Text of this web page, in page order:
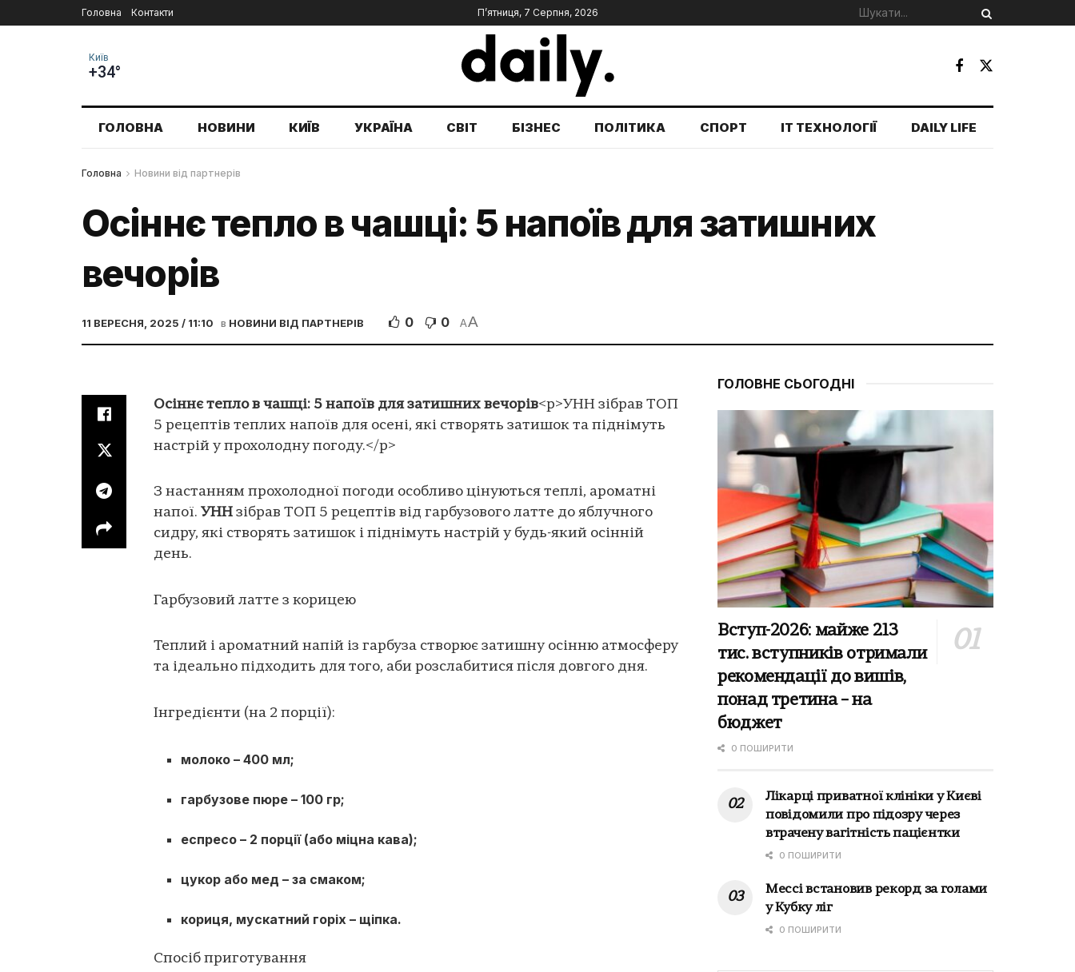
Головна Контакти П’ятниця, 7 Серпня, 2026
Київ
+34°
ГОЛОВНА НОВИНИ КИЇВ УКРАЇНА СВІТ БІЗНЕС ПОЛІТИКА СПОРТ IT ТЕХНОЛОГІЇ DAILY LIFE
Головна Новини від партнерів
Осіннє тепло в чашці: 5 напоїв для затишних
вечорів
11 ВЕРЕСНЯ, 2025 / 11:10 в НОВИНИ ВІД ПАРТНЕРІВ 0 0 AA
Осіннє тепло в чашці: 5 напоїв для затишних вечорів<p>УНН зібрав ТОП
5 рецептів теплих напоїв для осені, які створять затишок та піднімуть
настрій у прохолодну погоду.</p>
З настанням прохолодної погоди особливо цінуються теплі, ароматні
напої. УНН зібрав ТОП 5 рецептів від гарбузового латте до яблучного
сидру, які створять затишок і піднімуть настрій у будь-який осінній
день.
Гарбузовий латте з корицею
Теплий і ароматний напій із гарбуза створює затишну осінню атмосферу
та ідеально підходить для того, аби розслабитися після довгого дня.
Інгредієнти (на 2 порції):
молоко – 400 мл;
гарбузове пюре – 100 гр;
еспресо – 2 порції (або міцна кава);
цукор або мед – за смаком;
кориця, мускатний горіх – щіпка.
Спосіб приготування
ГОЛОВНЕ СЬОГОДНІ
Вступ-2026: майже 213
тис. вступників отримали
рекомендації до вишів,
понад третина – на
бюджет
0 ПОШИРИТИ
Лікарці приватної клініки у Києві
повідомили про підозру через
втрачену вагітність пацієнтки
0 ПОШИРИТИ
Мессі встановив рекорд за голами
у Кубку ліг
0 ПОШИРИТИ